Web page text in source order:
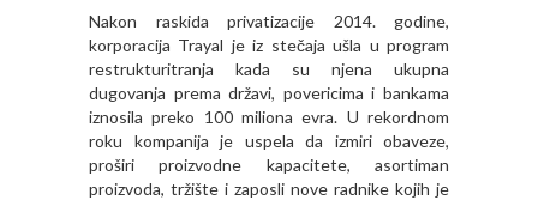
Nakon raskida privatizacije 2014. godine,
korporacija Trayal je iz stečaja ušla u program
restrukturitranja kada su njena ukupna
dugovanja prema državi, povericima i bankama
iznosila preko 100 miliona evra. U rekordnom
roku kompanija je uspela da izmiri obaveze,
proširi proizvodne kapacitete, asortiman
proizvoda, tržište i zaposli nove radnike kojih je